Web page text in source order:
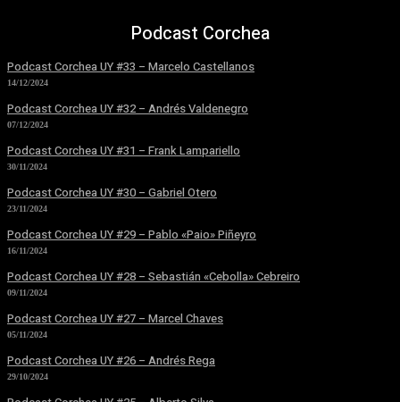
Podcast Corchea
Podcast Corchea UY #33 – Marcelo Castellanos
14/12/2024
Podcast Corchea UY #32 – Andrés Valdenegro
07/12/2024
Podcast Corchea UY #31 – Frank Lampariello
30/11/2024
Podcast Corchea UY #30 – Gabriel Otero
23/11/2024
Podcast Corchea UY #29 – Pablo «Paio» Piñeyro
16/11/2024
Podcast Corchea UY #28 – Sebastián «Cebolla» Cebreiro
09/11/2024
Podcast Corchea UY #27 – Marcel Chaves
05/11/2024
Podcast Corchea UY #26 – Andrés Rega
29/10/2024